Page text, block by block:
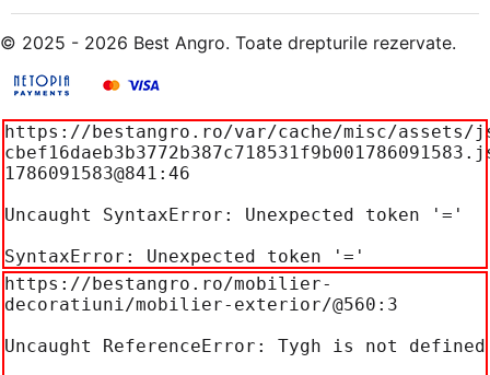
© 2025 - 2026 Best Angro. Toate drepturile rezervate.
https://bestangro.ro/var/cache/misc/
1786091583@841:46
Uncaught SyntaxError: Unexpected token '='
SyntaxError: Unexpected token '='
https://bestangro.ro/mobilier-
decoratiuni/mobilier-exterior/@560:3
Uncaught ReferenceError: Tygh is not defined